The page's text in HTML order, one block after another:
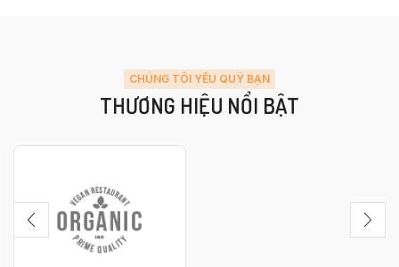
CHÚNG TÔI YÊU QUÝ BẠN
THƯƠNG HIỆU NỔI BẬT